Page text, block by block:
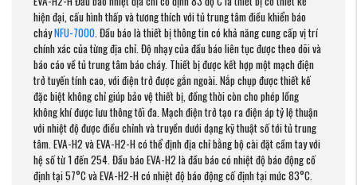
hiện đại, cấu hình thấp và tương thích với tủ trung tâm điều khiển báo
cháyNFU-7000. Đầu báo là thiết bị thông tin có khả năng cung cấp vị trí
chính xác của từng địa chỉ. Độ nhạy của đầu báo liên tục được theo dõi và
báo cáo về tủ trung tâm báo cháy. Thiết bị được kết hợp một mạch điện
trở tuyến tính cao, với điện trở được gắn ngoài. Nắp chụp được thiết kế
đặc biệt không chỉ giúp bảo vệ thiết bị, đồng thời còn cho phép lồng
không khí được lưu thông tối đa. Mạch điện trở tạo ra điện áp tỷ lệ thuận
với nhiệt độ được điều chỉnh và truyền dưới dạng kỹ thuật số tới tủ trung
tâm. EVA-H2 và EVA-H2-H có thể định địa chỉ bằng bộ cài đặt cầm tay với
hệ số từ 1 đến 254. Đầu báo EVA-H2 là đầu báo có nhiệt độ báo động cố
định tại 57°C và EVA-H2-H có nhiệt độ báo động cố định tại mức 83°C.